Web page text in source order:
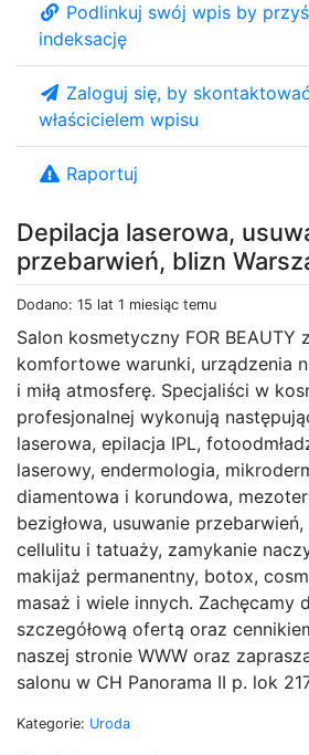
Depilacja laserowa,
przebarwień, blizn
Dodano: 15 lat 1 miesiąc temu
Salon kosmetyczny FOR BEAUTY
komfortowe warunki, urządzenia
i miłą atmosferę. Specjaliści w
profesjonalnej wykonują
laserowa, epilacja IPL,
laserowy, endermologia,
diamentowa i korundowa,
bezigłowa, usuwanie
cellulitu i tatuaży, zamykanie
makijaż permanentny, botox,
masaż i wiele innych. Zachęcamy
szczegółową ofertą oraz
naszej stronie WWW oraz
salonu w CH Panorama II p. lok
Kategorie: Uroda
Podlinkuj swój wpis by
indeksację
Zaloguj się, by
właścicielem wpisu
Raportuj